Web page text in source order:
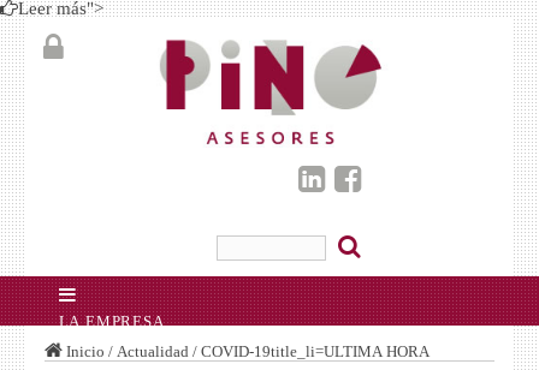
Leer más">
LA EMPRESA
SERVICIOS
ASESORÍA LABORAL
Inicio / Actualidad /COVID-19title_li=ULTIMA HORA